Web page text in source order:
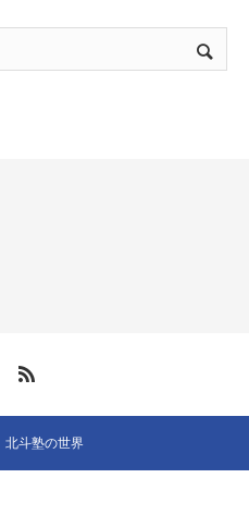
北斗塾の世界